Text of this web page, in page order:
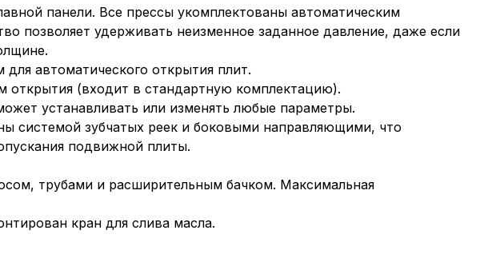
панели. Все прессы укомплектованы автоматическим
позволяет удерживать неизменное заданное давление, даже если
автоматического открытия плит.
открытия (входит в стандартную комплектацию).
устанавливать или изменять любые параметры.
системой зубчатых реек и боковыми направляющими, что
подвижной плиты.
трубами и расширительным бачком. Максимальная
кран для слива масла.